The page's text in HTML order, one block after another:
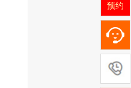
预约